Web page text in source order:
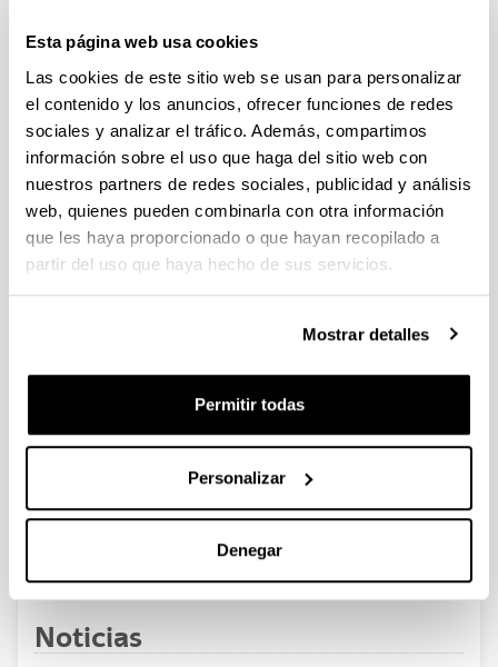
Esta página web usa cookies
Las cookies de este sitio web se usan para personalizar
el contenido y los anuncios, ofrecer funciones de redes
sociales y analizar el tráfico. Además, compartimos
información sobre el uso que haga del sitio web con
nuestros partners de redes sociales, publicidad y análisis
web, quienes pueden combinarla con otra información
que les haya proporcionado o que hayan recopilado a
partir del uso que haya hecho de sus servicios.
Mostrar detalles
Permitir todas
Personalizar
Denegar
FUNDACION LA CAIXA JUNIOR LEADER RETAINING
PROGRAMME 2027
Trámite abierto
CONVOCATORIA PARA LA CONTRATACIÓN DE
PERSONAL INVESTIGADOR DOCTOR EN LA UPV/EHU
(2026)
Trámite abierto (Plazo de presentación de solicitudes: 03/06/2026 -
25/06/2026 23:59)
16/07/2026: Listado provisional de solicitudes admitidas y
PERSONAL INVESTIGADOR EN FORMACIÓN EN LA EHU
FINANCIADO CON RECURSOS PROPIOS DE UN
PáginaPáginaPágina
3 ...Páginas intermedias Use TAB
Noticias